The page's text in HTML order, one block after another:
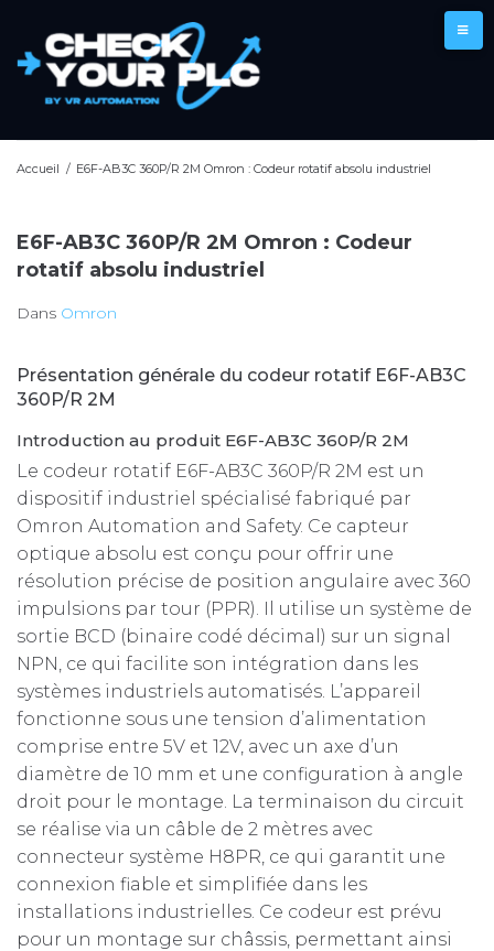
contenu
Accueil / E6F-AB3C 360P/R 2M Omron : Codeur rotatif absolu industriel
E6F-AB3C 360P/R 2M Omron : Codeur
rotatif absolu industriel
Dans Omron
Présentation générale du codeur rotatif E6F-AB3C
360P/R 2M
Introduction au produit E6F-AB3C 360P/R 2M
Le codeur rotatif E6F-AB3C 360P/R 2M est un
dispositif industriel spécialisé fabriqué par
Omron Automation and Safety. Ce capteur
optique absolu est conçu pour offrir une
résolution précise de position angulaire avec 360
impulsions par tour (PPR). Il utilise un système de
sortie BCD (binaire codé décimal) sur un signal
NPN, ce qui facilite son intégration dans les
systèmes industriels automatisés. L’appareil
fonctionne sous une tension d’alimentation
comprise entre 5V et 12V, avec un axe d’un
diamètre de 10 mm et une configuration à angle
droit pour le montage. La terminaison du circuit
se réalise via un câble de 2 mètres avec
connecteur système H8PR, ce qui garantit une
connexion fiable et simplifiée dans les
installations industrielles. Ce codeur est prévu
pour un montage sur châssis, permettant ainsi